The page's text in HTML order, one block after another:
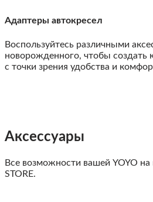
Адаптеры автокресел
Воспользуйтесь различными
новорожденного, чтобы создать
с точки зрения удобства и
Аксессуары
Все возможности вашей YOYO на
STORE.